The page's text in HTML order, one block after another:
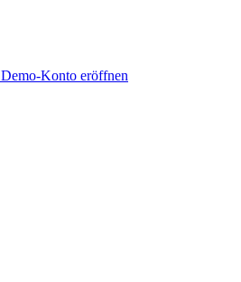
Demo-Konto eröffnen